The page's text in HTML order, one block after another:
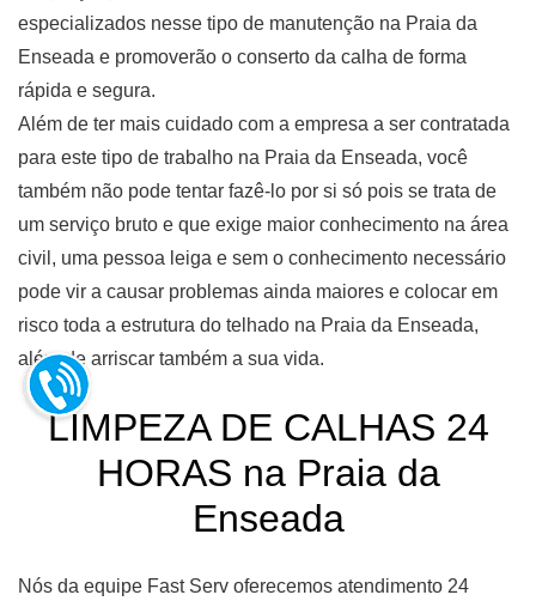
especializados nesse tipo de manutenção na Praia da
Enseada e promoverão o conserto da calha de forma
rápida e segura.
Além de ter mais cuidado com a empresa a ser contratada
para este tipo de trabalho na Praia da Enseada, você
também não pode tentar fazê-lo por si só pois se trata de
um serviço bruto e que exige maior conhecimento na área
civil, uma pessoa leiga e sem o conhecimento necessário
pode vir a causar problemas ainda maiores e colocar em
risco toda a estrutura do telhado na Praia da Enseada,
além de arriscar também a sua vida.
LIMPEZA DE CALHAS 24
HORAS na Praia da
Enseada
Nós da equipe Fast Serv oferecemos atendimento 24